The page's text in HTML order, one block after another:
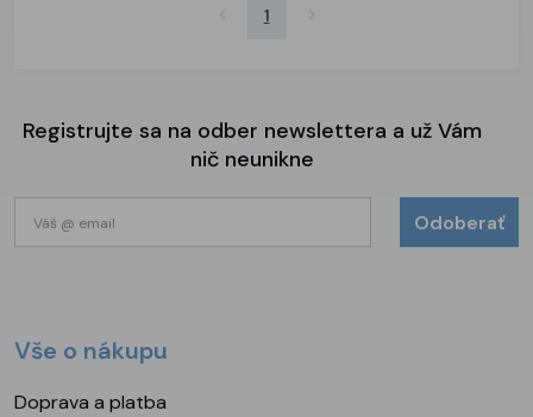
1
Registrujte sa na odber newslettera a už Vám
nič neunikne
Odoberať
Vše o nákupu
Doprava a platba